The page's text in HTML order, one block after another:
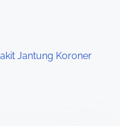
Jantung Koroner